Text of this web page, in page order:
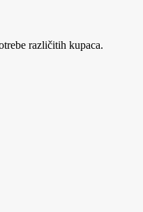
različitih kupaca.